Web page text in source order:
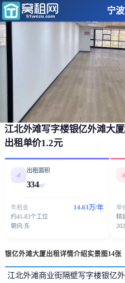
宁
江北外滩写字楼银亿外滩大
出租单价1.2元
📐
出租面积
334m²
年租金 14.63万/年
约41-83个工位
朝向:东
单
精
银亿外滩大厦出租详情介绍实景图14张
江北外滩商业街隔壁写字楼银亿